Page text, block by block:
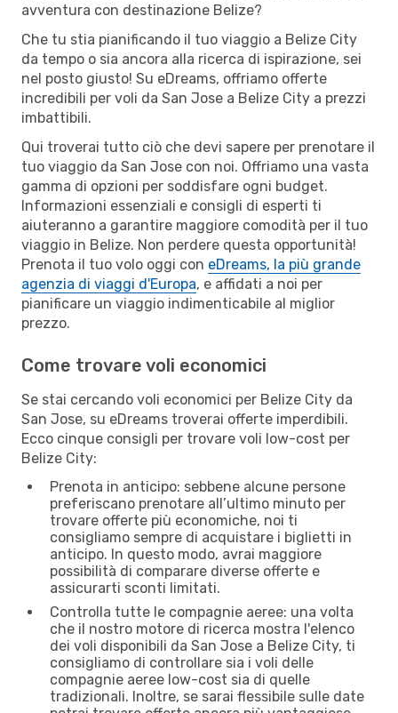
avventura con destinazione Belize?
Che tu stia pianificando il tuo viaggio a Belize City
da tempo o sia ancora alla ricerca di ispirazione, sei
nel posto giusto! Su eDreams, offriamo offerte
incredibili per voli da San Jose a Belize City a prezzi
imbattibili.
Qui troverai tutto ciò che devi sapere per prenotare il
tuo viaggio da San Jose con noi. Offriamo una vasta
gamma di opzioni per soddisfare ogni budget.
Informazioni essenziali e consigli di esperti ti
aiuteranno a garantire maggiore comodità per il tuo
viaggio in Belize. Non perdere questa opportunità!
Prenota il tuo volo oggi con eDreams, la più grande
agenzia di viaggi d'Europa, e affidati a noi per
pianificare un viaggio indimenticabile al miglior
prezzo.
Come trovare voli economici
Se stai cercando voli economici per Belize City da
San Jose, su eDreams troverai offerte imperdibili.
Ecco cinque consigli per trovare voli low-cost per
Belize City:
Prenota in anticipo: sebbene alcune persone
preferiscano prenotare all’ultimo minuto per
trovare offerte più economiche, noi ti
consigliamo sempre di acquistare i biglietti in
anticipo. In questo modo, avrai maggiore
possibilità di comparare diverse offerte e
assicurarti sconti limitati.
Controlla tutte le compagnie aeree: una volta
che il nostro motore di ricerca mostra l'elenco
dei voli disponibili da San Jose a Belize City, ti
consigliamo di controllare sia i voli delle
compagnie aeree low-cost sia di quelle
tradizionali. Inoltre, se sarai flessibile sulle date